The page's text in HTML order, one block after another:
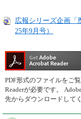
広報シリーズ企画
25年9月号）
PDF形式のファイルをご
Readerが必要です。
先からダウンロードして